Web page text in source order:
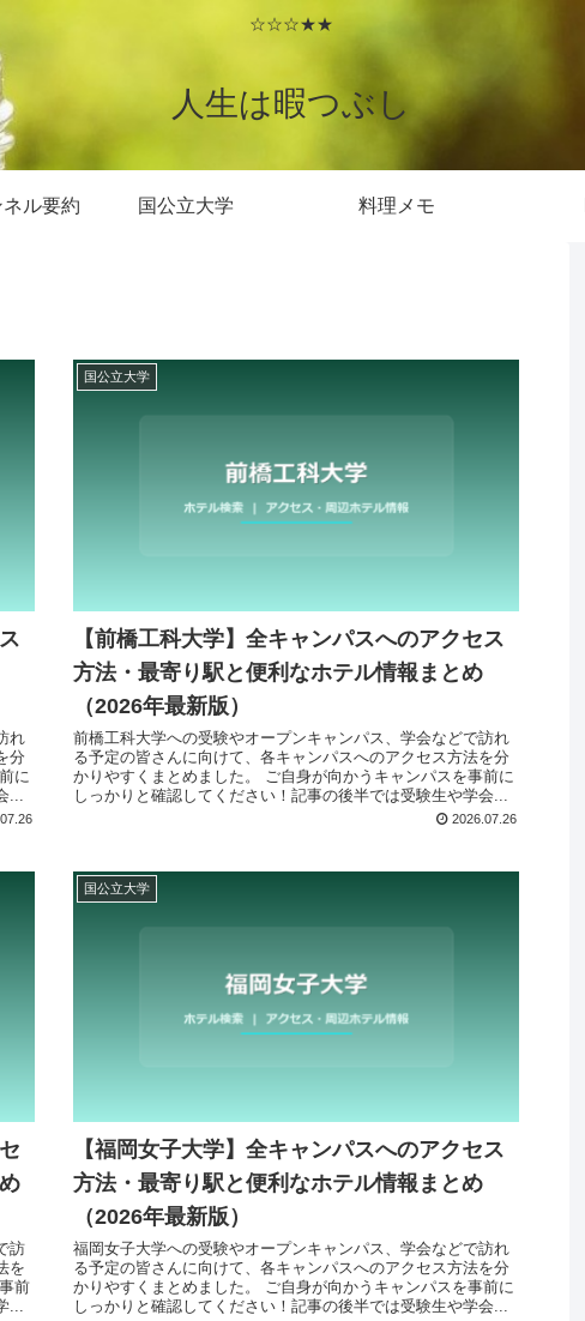
☆☆☆★★
人生は暇つぶし
ル要約 国公立大学 料理メモ
れ
分
に
国公立大学
【前橋工科大学】全キャンパスへのアクセス
方法・最寄り駅と便利なホテル情報まとめ
（2026年最新版）
前橋工科大学への受験やオープンキャンパス、学会などで訪れ
る予定の皆さんに向けて、各キャンパスへのアクセス方法を分
かりやすくまとめました。 ご自身が向かうキャンパスを事前に
しっかりと確認してください！記事の後半では受験生や学会...
2026.07.26
訪
を
前
...
国公立大学
【福岡女子大学】全キャンパスへのアクセス
方法・最寄り駅と便利なホテル情報まとめ
（2026年最新版）
福岡女子大学への受験やオープンキャンパス、学会などで訪れ
る予定の皆さんに向けて、各キャンパスへのアクセス方法を分
かりやすくまとめました。 ご自身が向かうキャンパスを事前に
しっかりと確認してください！記事の後半では受験生や学会...